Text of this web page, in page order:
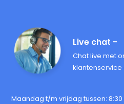
Live chat -
Chat live met
klantenservice
Maandag t/m vrijdag tussen: 8:30